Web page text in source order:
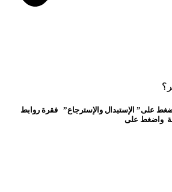
على” الإستبدال والإسترجاع” فقرة روابط
واضغط على